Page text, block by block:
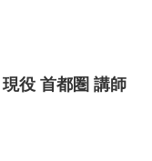
役 首都圏 講師